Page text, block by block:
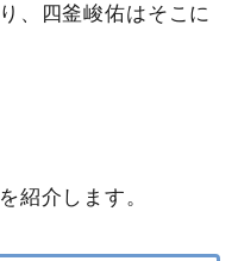
、四釜峻佑はそこに
紹介します。